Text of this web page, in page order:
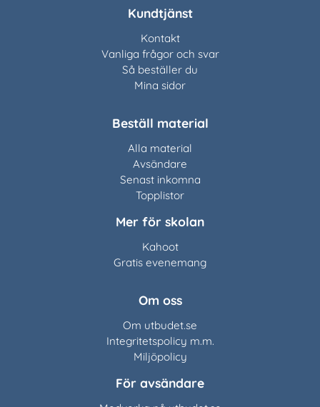
Kundtjänst
Kontakt
Vanliga frågor och svar
Så beställer du
Mina sidor
Beställ material
Alla material
Avsändare
Senast inkomna
Topplistor
Mer för skolan
Kahoot
Gratis evenemang
Om oss
Om utbudet.se
Integritetspolicy m.m.
Miljöpolicy
För avsändare